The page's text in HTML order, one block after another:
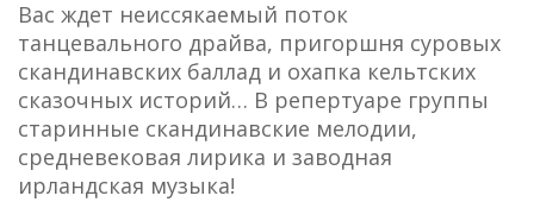
Вас ждет неиссякаемый поток
танцевального драйва, пригоршня суровых
скандинавских баллад и охапка кельтских
сказочных историй… В репертуаре группы
старинные скандинавские мелодии,
средневековая лирика и заводная
ирландская музыка!